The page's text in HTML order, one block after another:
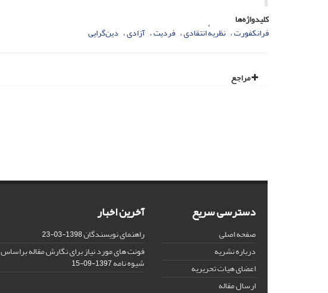
کلیدواژه‌ها
فرانکفورت نظریهٔ انتقادی فردیت آزادی دین‌گرایی
مراجع
دسترسی سریع
صفحه اصلی
درباره نشریه
اعضای هیات تحریریه
ارسال مقاله
آخرین اخبار
راهنمای نویسندگان1398-03-23
فونت های مورد نیاز برای نگارش مقاله براساس
شیوه نامه1397-09-15